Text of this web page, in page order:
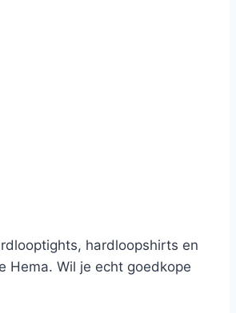
hardloopshirts en
Hema. Wil je echt goedkope